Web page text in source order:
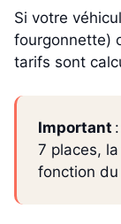
Si votre
fourgonnette)
tarifs sont
Important
7 places,
fonction